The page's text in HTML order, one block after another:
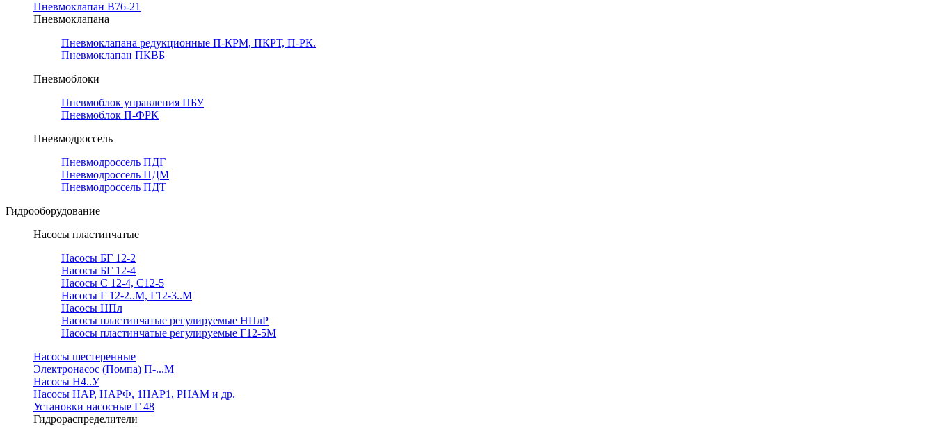
Пневмоклапан В76-21
Пневмоклапана
Пневмоклапана редукционные П-КРМ, ПКРТ, П-РК.
Пневмоклапан ПКВБ
Пневмоблоки
Пневмоблок управления ПБУ
Пневмоблок П-ФРК
Пневмодроссель
Пневмодроссель ПДГ
Пневмодроссель ПДМ
Пневмодроссель ПДТ
Гидрооборудование
Насосы пластинчатые
Насосы БГ 12-2
Насосы БГ 12-4
Насосы С 12-4, С12-5
Насосы Г 12-2..М, Г12-3..М
Насосы НПл
Насосы пластинчатые регулируемые НПлР
Насосы пластинчатые регулируемые Г12-5М
Насосы шестеренные
Электронасос (Помпа) П-...М
Насосы Н4..У
Насосы НАР, НАРФ, 1НАР1, РНАМ и др.
Установки насосные Г 48
Гидрораспределители